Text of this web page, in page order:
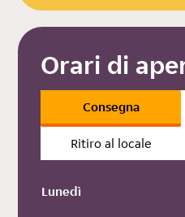
Orari di
Consegna
Ritiro al locale
Lunedì